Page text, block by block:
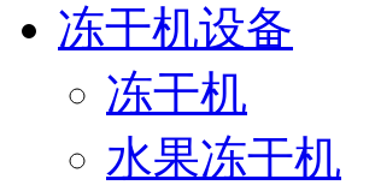
冻干机设备
冻干机
水果冻干机